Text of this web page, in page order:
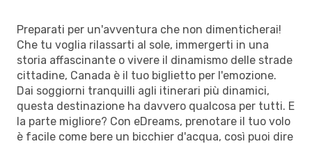
Preparati per un'avventura che non dimenticherai!
Che tu voglia rilassarti al sole, immergerti in una
storia affascinante o vivere il dinamismo delle strade
cittadine, Canada è il tuo biglietto per l'emozione.
Dai soggiorni tranquilli agli itinerari più dinamici,
questa destinazione ha davvero qualcosa per tutti. E
la parte migliore? Con eDreams, prenotare il tuo volo
è facile come bere un bicchier d'acqua, così puoi dire